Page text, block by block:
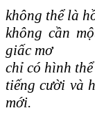
không thể là
không cần
giấc mơ
chỉ có hình
tiếng cười và
mới.